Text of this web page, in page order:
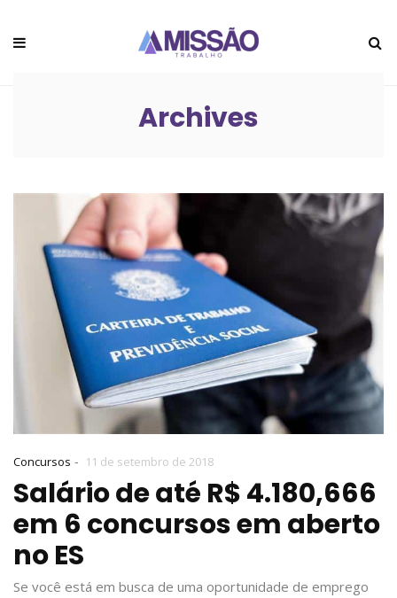
Archives
Concursos - 11 de setembro de 2018
Salário de até R$ 4.180,666
em 6 concursos em aberto
no ES
Se você está em busca de uma oportunidade de emprego